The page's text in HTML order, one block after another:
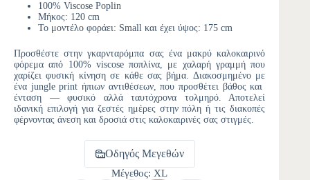
100% Viscose Poplin
Μήκος: 120 cm
Το μοντέλο φοράει: Small και έχει ύψος: 175 cm
Προσθέστε στην γκαρνταρόμπα σας ένα μακρύ καλοκαιρινό
φόρεμα από 100% viscose ποπλίνα, με χαλαρή γραμμή που
χαρίζει φυσική κίνηση σε κάθε σας βήμα. Διακοσμημένο με
ένα jungle print ήπιων αντιθέσεων, που προσθέτει βάθος και
ένταση — φυσικό αλλά ταυτόχρονα τολμηρό. Αποτελεί
ιδανική επιλογή για ζεστές ημέρες στην πόλη ή τις διακοπές
φέρνοντας άνεση και δροσιά στις καλοκαιρινές σας στιγμές.
Οδηγός Μεγεθών
Μέγεθος: XL